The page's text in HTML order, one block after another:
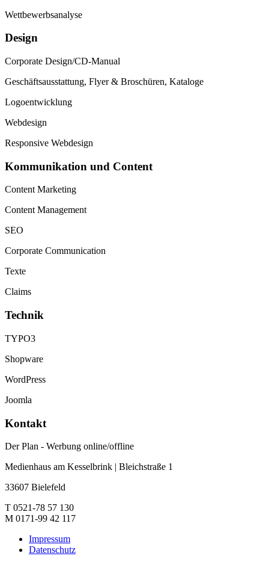
Wettbewerbsanalyse
Design
Corporate Design/CD-Manual
Geschäftsausstattung, Flyer & Broschüren, Kataloge
Logoentwicklung
Webdesign
Responsive Webdesign
Kommunikation und Content
Content Marketing
Content Management
SEO
Corporate Communication
Texte
Claims
Technik
TYPO3
Shopware
WordPress
Joomla
Kontakt
Der Plan - Werbung online/offline
Medienhaus am Kesselbrink | Bleichstraße 1
33607 Bielefeld
T 0521-78 57 130
M 0171-99 42 117
Impressum
Datenschutz